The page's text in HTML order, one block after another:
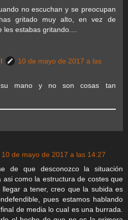
no escuchan y se preocupan
gritado muy alto, en vez de
les estabas gritando....
10 de mayo de 2017 a las
mano y no son cosas tan
10 de mayo de 2017 a las 14:27
de que desconozco la situación
asi como la estructura de costes que
a tener, creo que la subida es
pues estamos hablando
de media lo cual es una burrada.